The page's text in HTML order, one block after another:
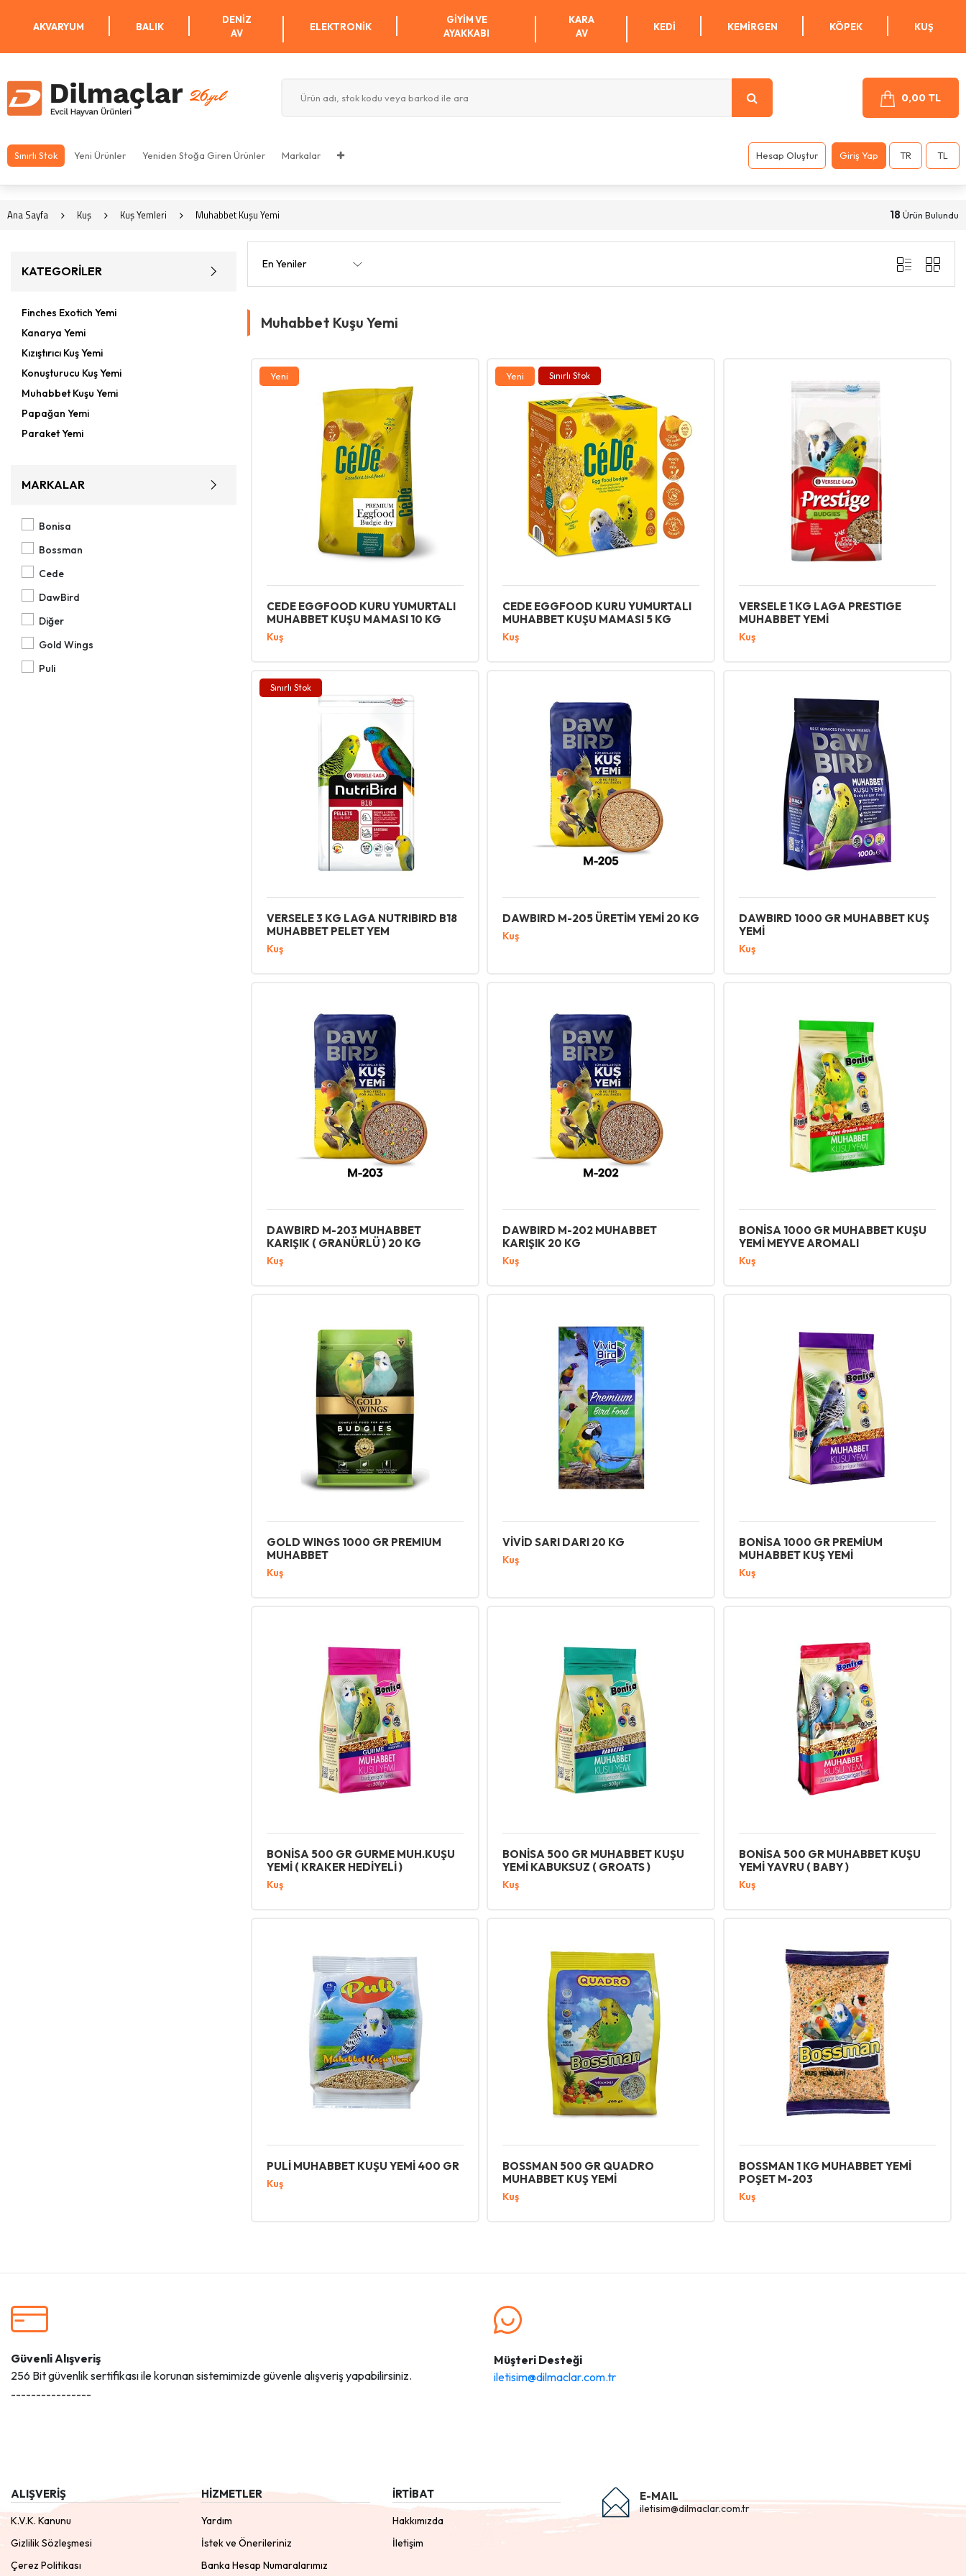
Sınırlı Stok Yeni Ürünler Yeniden Stoğa Giren Ürünler Markalar TL
TR
Giriş Yap
Hesap Oluştur
0,00 TL
AKVARYUM BALIK
DENIZ
AV
ELEKTRONIK
GIYIM VE
AYAKKABI
KARA
AV
KEDI KEMIRGEN KÖPEK KUŞ
Ana Sayfa Kuş Kuş Yemleri Muhabbet Kuşu Yemi 18 Ürün Bulundu
KATEGORİLER
Finches Exotich Yemi
Kanarya Yemi
Kızıştırıcı Kuş Yemi
Konuşturucu Kuş Yemi
Muhabbet Kuşu Yemi
Papağan Yemi
Paraket Yemi
MARKALAR
Bonisa
Bossman
Cede
DawBird
Diğer
Gold Wings
Puli
Muhabbet Kuşu Yemi
Yeni
CEDE EGGFOOD KURU YUMURTALI
MUHABBET KUŞU MAMASI 10 KG
Kuş
Yeni Sınırlı Stok
CEDE EGGFOOD KURU YUMURTALI
MUHABBET KUŞU MAMASI 5 KG
Kuş
VERSELE 1 KG LAGA PRESTIGE
MUHABBET YEMİ
Kuş
Sınırlı Stok
VERSELE 3 KG LAGA NUTRIBIRD B18
MUHABBET PELET YEM
Kuş
DAWBIRD M-205 ÜRETİM YEMİ 20 KG
Kuş
DAWBIRD 1000 GR MUHABBET KUŞ
YEMİ
Kuş
DAWBIRD M-203 MUHABBET
KARIŞIK ( GRANÜRLÜ ) 20 KG
Kuş
DAWBIRD M-202 MUHABBET
KARIŞIK 20 KG
Kuş
BONİSA 1000 GR MUHABBET KUŞU
YEMİ MEYVE AROMALI
Kuş
GOLD WINGS 1000 GR PREMIUM
MUHABBET
Kuş
VİVİD SARI DARI 20 KG
Kuş
BONİSA 1000 GR PREMİUM
MUHABBET KUŞ YEMİ
Kuş
BONİSA 500 GR GURME MUH.KUŞU
YEMİ ( KRAKER HEDİYELİ )
Kuş
BONİSA 500 GR MUHABBET KUŞU
YEMİ KABUKSUZ ( GROATS )
Kuş
BONİSA 500 GR MUHABBET KUŞU
YEMİ YAVRU ( BABY )
Kuş
PULİ MUHABBET KUŞU YEMİ 400 GR
Kuş
BOSSMAN 500 GR QUADRO
MUHABBET KUŞ YEMİ
Kuş
BOSSMAN 1 KG MUHABBET YEMİ
POŞET M-203
Kuş
Güvenli Alışveriş
256 Bit güvenlik sertifikası ile korunan sistemimizde güvenle alışveriş yapabilirsiniz.
Müşteri Desteği
iletisim@dilmaclar.com.tr
----------------
ALIŞVERİŞ
K.V.K. Kanunu
Gizlilik Sözleşmesi
Çerez Politikası
HİZMETLER
Yardım
İstek ve Önerileriniz
Banka Hesap Numaralarımız
İRTİBAT
Hakkımızda
İletişim
E-MAIL
iletisim@dilmaclar.com.tr